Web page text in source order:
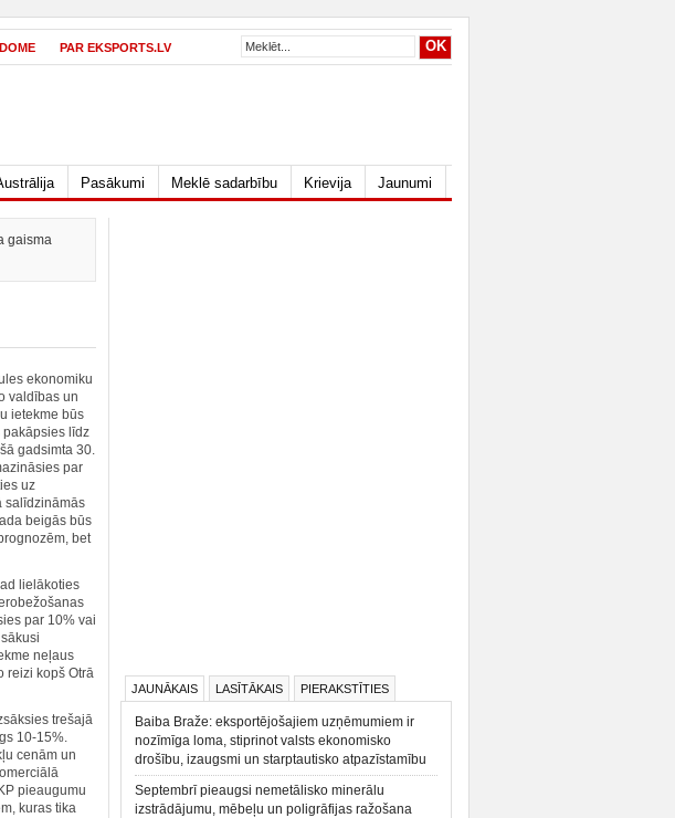
PAR EKSPORTS.LV
Pasākumi Meklē sadarbību Krievija Jaunumi
gaisma
ekonomiku
valdības un
ietekme būs
pakāpsies līdz
gadsimta 30.
par
uz
salīdzināmās
beigās būs
bet
lielākoties
par 10% vai
neļaus
reizi kopš Otrā
trešajā
10-15%.
cenām un
pieaugumu
kuras tika
JAUNĀKAIS LASĪTĀKAIS PIERAKSTĪTIES
Baiba Braže: eksportējošajiem uzņēmumiem ir
nozīmīga loma, stiprinot valsts ekonomisko
drošību, izaugsmi un starptautisko atpazīstamību
Septembrī pieaugsi nemetālisko minerālu
izstrādājumu, mēbeļu un poligrāfijas ražošana